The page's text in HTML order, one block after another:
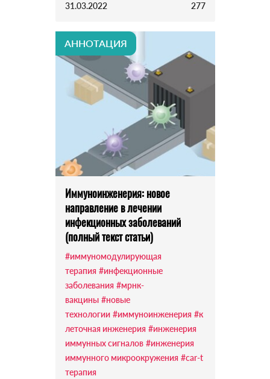
31.03.2022 277
АННОТАЦИЯ
Иммуноинженерия: новое
направление в лечении
инфекционных заболеваний
(полный текст статьи)
#иммуномодулирующая
терапия #инфекционные
заболевания #мрнк-
вакцины #новые
технологии #иммуноинженерия #к
леточная инженерия #инженерия
иммунных сигналов #инженерия
иммунного микроокружения #car-t
терапия